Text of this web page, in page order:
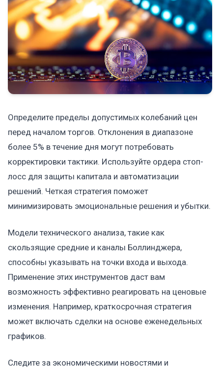
Определите пределы допустимых колебаний цен
перед началом торгов. Отклонения в диапазоне
более 5% в течение дня могут потребовать
корректировки тактики. Используйте ордера стоп-
лосс для защиты капитала и автоматизации
решений. Четкая стратегия поможет
минимизировать эмоциональные решения и убытки.
Модели технического анализа, такие как
скользящие средние и каналы Боллинджера,
способны указывать на точки входа и выхода.
Применение этих инструментов даст вам
возможность эффективно реагировать на ценовые
изменения. Например, краткосрочная стратегия
может включать сделки на основе еженедельных
графиков.
Следите за экономическими новостями и